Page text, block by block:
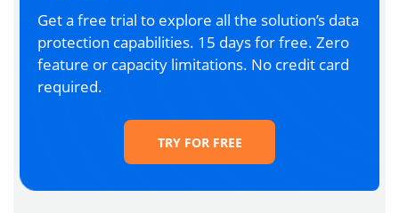
Get a free trial to explore all the solution’s data
protection capabilities. 15 days for free. Zero
feature or capacity limitations. No credit card
required.
TRY FOR FREE